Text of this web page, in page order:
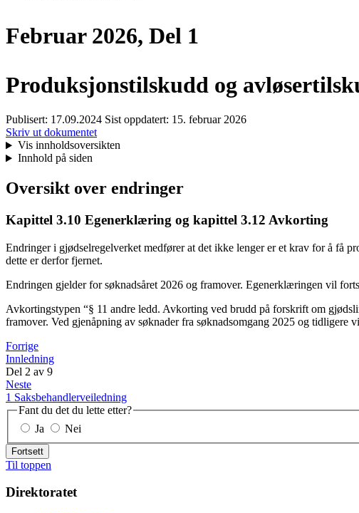
Februar 2026, Del 1
Produksjonstilskudd og
Publisert: 17.09.2024 Sist oppdatert: 15. februar 2026
Skriv ut dokumentet
Vis innholdsoversikten
Innhold på siden
Oversikt over endringer
Kapittel 3.10 Egenerklæring og kapittel 3.12 Avkorting
Endringer i gjødselregelverket medfører at det ikke lenger er et krav for å få
dette er derfor fjernet.
Endringen gjelder for søknadsåret 2026 og framover. Egenerklæringen vil
Avkortingstypen “§ 11 andre ledd. Avkorting ved brudd på forskrift om
framover. Ved gjenåpning av søknader fra søknadsomgang 2025 og
Forrige
Innledning
Del 2 av 9
Neste
1 Saksbehandlerveiledning
Fant du det du lette etter?
Ja
Nei
Fortsett
Til toppen
Direktoratet